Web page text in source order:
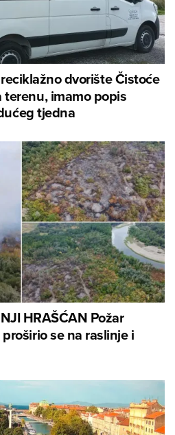
dvorište Čistoće
terenu, imamo popis
tjedna
HRAŠĆAN Požar
se na raslinje i